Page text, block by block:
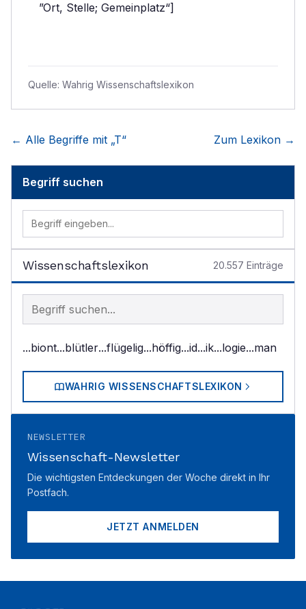
”Ort, Stelle; Gemeinplatz“]
Quelle: Wahrig Wissenschaftslexikon
← Alle Begriffe mit „T“ Zum Lexikon →
Begriff suchen
Wissenschaftslexikon 20.557 Einträge
Begriff im Lexikon suchen
...biont...blütler...flügelig...höffig...id...ik...logie...man
WAHRIG WISSENSCHAFTSLEXIKON
NEWSLETTER
Wissenschaft-Newsletter
Die wichtigsten Entdeckungen der Woche direkt in Ihr
Postfach.
JETZT ANMELDEN